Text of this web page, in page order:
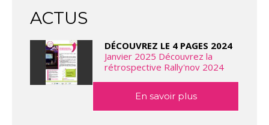
ACTUS
DÉCOUVREZ LE 4 PAGES 2024
Janvier 2025 Découvrez la
rétrospective Rally'nov 2024
En savoir plus